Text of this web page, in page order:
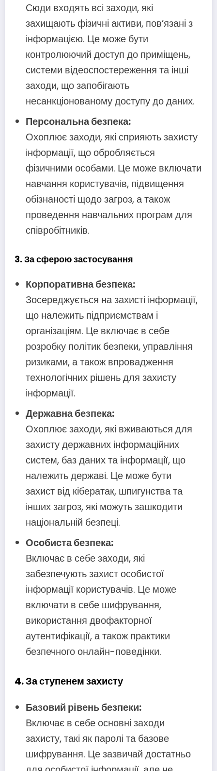
Сюди входять всі заходи, які
захищають фізичні активи, пов’язані з
інформацією. Це може бути
контролюючий доступ до приміщень,
системи відеоспостереження та інші
заходи, що запобігають
несанкціонованому доступу до даних.
Персональна безпека:
Охоплює заходи, які сприяють захисту
інформації, що обробляється
фізичними особами. Це може включати
навчання користувачів, підвищення
обізнаності щодо загроз, а також
проведення навчальних програм для
співробітників.
3. За сферою застосування
Корпоративна безпека:
Зосереджується на захисті інформації,
що належить підприємствам і
організаціям. Це включає в себе
розробку політик безпеки, управління
ризиками, а також впровадження
технологічних рішень для захисту
інформації.
Державна безпека:
Охоплює заходи, які вживаються для
захисту державних інформаційних
систем, баз даних та інформації, що
належить державі. Це може бути
захист від кібератак, шпигунства та
інших загроз, які можуть зашкодити
національній безпеці.
Особиста безпека:
Включає в себе заходи, які
забезпечують захист особистої
інформації користувачів. Це може
включати в себе шифрування,
використання двофакторної
аутентифікації, а також практики
безпечного онлайн-поведінки.
4. За ступенем захисту
Базовий рівень безпеки:
Включає в себе основні заходи
захисту, такі як паролі та базове
шифрування. Це зазвичай достатньо